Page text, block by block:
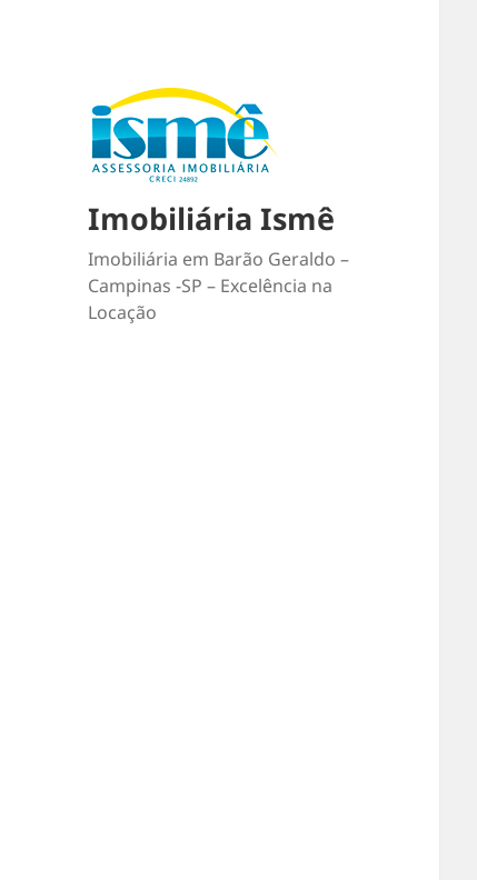
Imobiliária Ismê
Imobiliária em Barão Geraldo –
Campinas -SP – Excelência na
Locação